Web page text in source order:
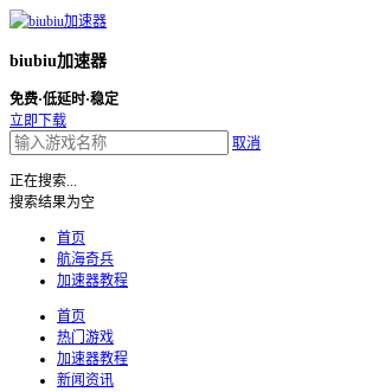
biubiu加速器
免费·低延时·稳定
立即下载
取消
正在搜索...
搜索结果为空
首页
航海奇兵
加速器教程
首页
热门游戏
加速器教程
新闻资讯